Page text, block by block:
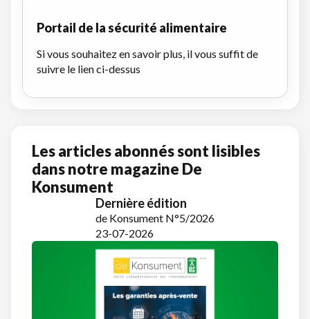
Portail de la sécurité alimentaire
Si vous souhaitez en savoir plus, il vous suffit de
suivre le lien ci-dessus
Les articles abonnés sont lisibles
dans notre magazine De
Konsument
Dernière édition
de Konsument N°5/2026
23-07-2026